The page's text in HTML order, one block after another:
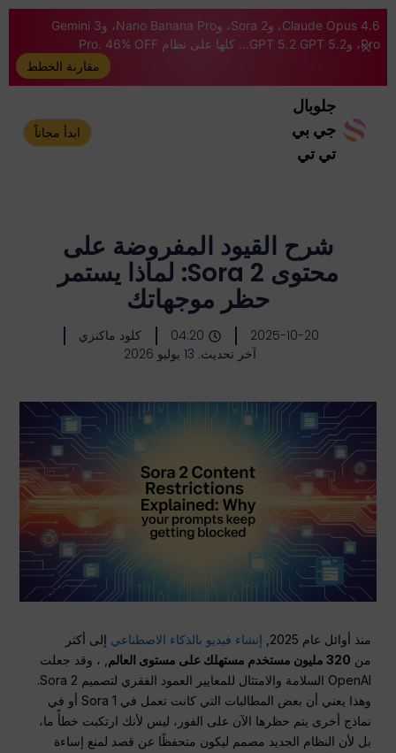
Claude Opus 4.6، وSora 2، وNano Banana Pro، وGemini 3
Pro، وGPT 5.2 GPT 5.2... كلها على نظام Pro. 46% OFF
مقارنة الخطط
جلوبال
جي بي
تي تي
ابدأ مجاناً
شرح القيود المفروضة على
محتوى Sora 2: لماذا يستمر
حظر موجهاتك
2025-10-20
04:20
كلود ماكنزي
آخر تحديث: 13 يوليو 2026
منذ أوائل عام 2025, إنشاء فيديو بالذكاء الاصطناعي إلى أكثر
من 320 مليون مستخدم مستهلك على مستوى العالم
, ، وقد جعلت
OpenAI السلامة والامتثال للمعايير العمود الفقري لتصميم Sora 2.
وهذا يعني أن بعض المطالبات التي كانت تعمل في Sora 1 أو في
نماذج أخرى يتم حظرها الآن على الفور، ليس لأنك ارتكبت خطأً ما،
بل لأن النظام الجديد مصمم ليكون متحفظًا عن قصد لمنع إساءة